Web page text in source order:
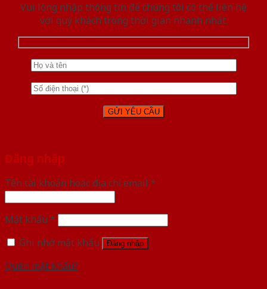
Vui lòng nhập thông tin để chúng tôi có thể liên hệ
với quý khách trong thời gian nhanh nhất.
Đăng nhập
Tên tài khoản hoặc địa chỉ email *
Mật khẩu *
Ghi nhớ mật khẩu
Đăng nhập
Quên mật khẩu?